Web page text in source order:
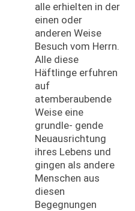
alle erhielten in der
einen oder
anderen Weise
Besuch vom Herrn.
Alle diese
Häftlinge erfuhren
auf
atemberaubende
Weise eine
grundle- gende
Neuausrichtung
ihres Lebens und
gingen als andere
Menschen aus
diesen
Begegnungen